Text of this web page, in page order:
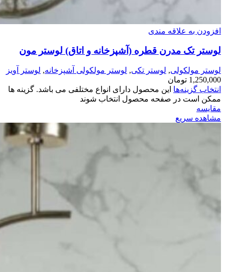
افزودن به علاقه مندی
لوستر تک مدرن قطره (آشپزخانه و اتاق) لوستر مون
لوستر مولکولی, لوستر تکی, لوستر مولکولی آشپزخانه, لوستر آویز
1,250,000 تومان
انتخاب گزینه‌ها این محصول دارای انواع مختلفی می باشد. گزینه ها
ممکن است در صفحه محصول انتخاب شوند
مقایسه
مشاهده سریع